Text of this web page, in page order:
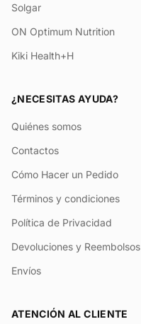
Solgar
ON Optimum Nutrition
Kiki Health+H
¿NECESITAS AYUDA?
Quiénes somos
Contactos
Cómo Hacer un Pedido
Términos y condiciones
Política de Privacidad
Devoluciones y Reembolsos
Envíos
ATENCIÓN AL CLIENTE